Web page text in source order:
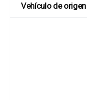
Vehículo de origen